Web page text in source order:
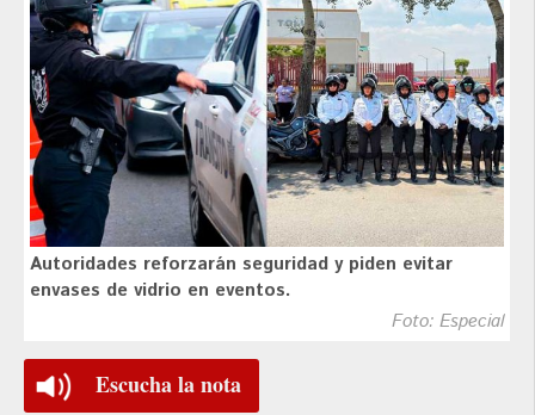
Autoridades reforzarán seguridad y piden evitar
envases de vidrio en eventos.
Foto: Especial
Escucha la nota